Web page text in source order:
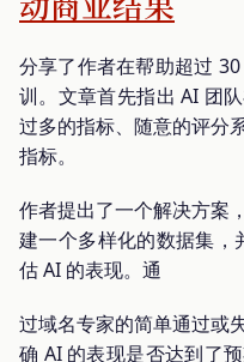
分享了作者在帮助超过
训。文章首先指出 AI 团
过多的指标、随意的评分
指标。
作者提出了一个解决方案
建一个多样化的数据集，
估 AI 的表现。通
过域名专家的简单通过或
确 AI 的表现是否达到了